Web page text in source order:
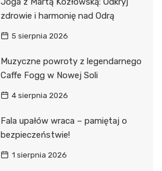
zdrowie i harmonię nad Odrą
5 sierpnia 2026
Muzyczne powroty z legendarnego
Caffe Fogg w Nowej Soli
4 sierpnia 2026
Fala upałów wraca – pamiętaj o
bezpieczeństwie!
1 sierpnia 2026